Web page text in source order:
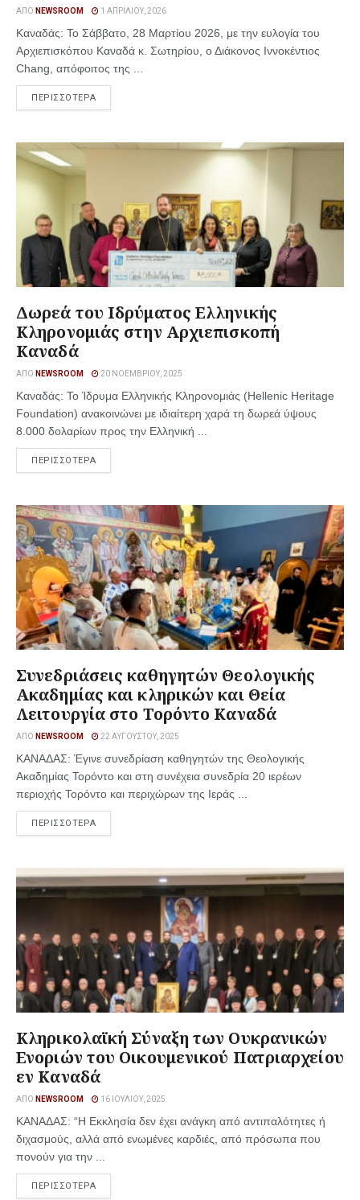
ΑΠΌ NEWSROOM 1 ΑΠΡΙΛΊΟΥ, 2026
Καναδάς: Το Σάββατο, 28 Μαρτίου 2026, με την ευλογία του
Αρχιεπισκόπου Καναδά κ. Σωτηρίου, ο Διάκονος Ιννοκέντιος
Chang, απόφοιτος της ...
ΠΕΡΙΣΣΟΤΕΡΑ
Δωρεά του Ιδρύματος Ελληνικής
Κληρονομιάς στην Αρχιεπισκοπή
Καναδά
ΑΠΌ NEWSROOM 20 ΝΟΕΜΒΡΊΟΥ, 2025
Καναδάς: Το Ίδρυμα Ελληνικής Κληρονομιάς (Hellenic Heritage
Foundation) ανακοινώνει με ιδιαίτερη χαρά τη δωρεά ύψους
8.000 δολαρίων προς την Ελληνική ...
ΠΕΡΙΣΣΟΤΕΡΑ
Συνεδριάσεις καθηγητών Θεολογικής
Ακαδημίας και κληρικών και Θεία
Λειτουργία στο Τορόντο Καναδά
ΑΠΌ NEWSROOM 22 ΑΥΓΟΎΣΤΟΥ, 2025
ΚΑΝΑΔΑΣ: Έγινε συνεδρίαση καθηγητών της Θεολογικής
Ακαδημίας Τορόντο και στη συνέχεια συνεδρία 20 ιερέων
περιοχής Τορόντο και περιχώρων της Ιεράς ...
ΠΕΡΙΣΣΟΤΕΡΑ
Κληρικολαϊκή Σύναξη των Ουκρανικών
Ενοριών του Οικουμενικού Πατριαρχείου
εν Καναδά
ΑΠΌ NEWSROOM 16 ΙΟΥΛΊΟΥ, 2025
ΚΑΝΑΔΑΣ: “Η Εκκλησία δεν έχει ανάγκη από αντιπαλότητες ή
διχασμούς, αλλά από ενωμένες καρδιές, από πρόσωπα που
πονούν για την ...
ΠΕΡΙΣΣΟΤΕΡΑ